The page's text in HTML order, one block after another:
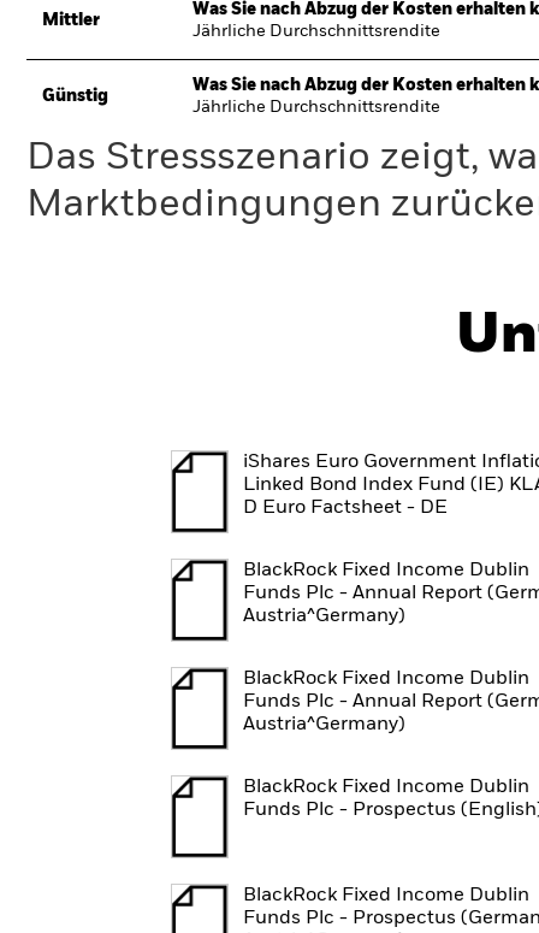
Mittler
Was Sie nach Abzug der Kosten erhalten
Jährliche Durchschnittsrendite
Günstig
Was Sie nach Abzug der Kosten erhalten
Jährliche Durchschnittsrendite
Das Stressszenario zeigt,
Marktbedingungen
iShares Euro Government
Linked Bond Index Fund (IE)
D Euro Factsheet - DE
BlackRock Fixed Income Dublin
Funds Plc - Annual Report
Austria^Germany)
BlackRock Fixed Income Dublin
Funds Plc - Annual Report
Austria^Germany)
BlackRock Fixed Income Dublin
Funds Plc - Prospectus
BlackRock Fixed Income Dublin
Funds Plc - Prospectus